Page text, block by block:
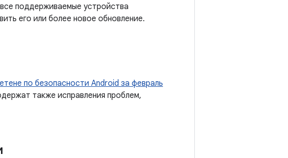
поддерживаемые устройства
его или более новое обновление.
по безопасности Android за февраль
также исправления проблем,